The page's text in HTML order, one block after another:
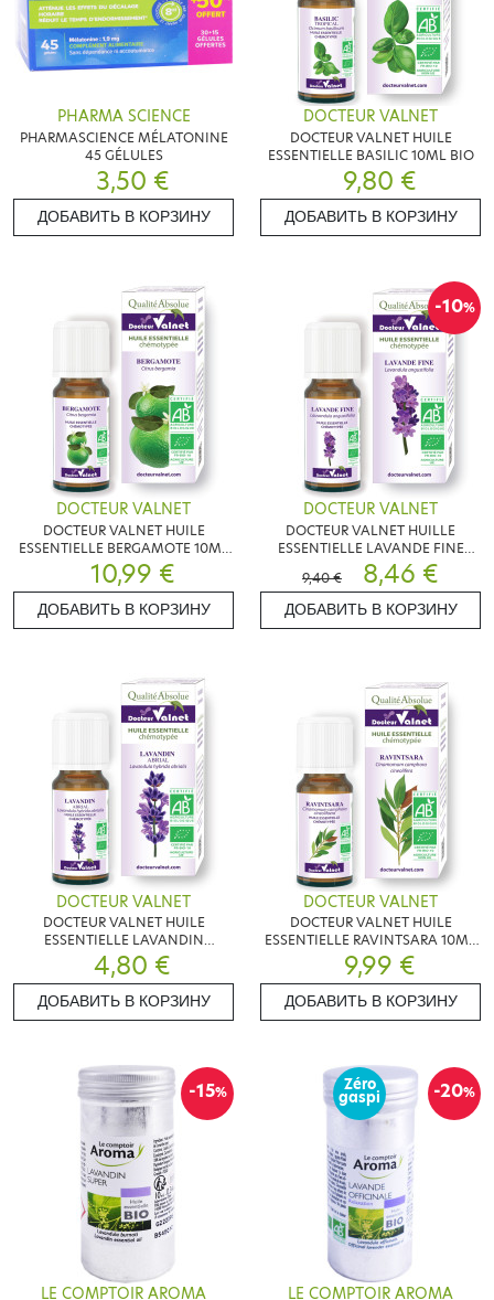
PHARMA SCIENCE
PHARMASCIENCE MÉLATONINE
45 GÉLULES
3,50 €
ДОБАВИТЬ В КОРЗИНУ
DOCTEUR VALNET
DOCTEUR VALNET HUILE
ESSENTIELLE BASILIC 10ML BIO
9,80 €
ДОБАВИТЬ В КОРЗИНУ
DOCTEUR VALNET
DOCTEUR VALNET HUILE
ESSENTIELLE BERGAMOTE 10ML
BIO
10,99 €
ДОБАВИТЬ В КОРЗИНУ
-10%
DOCTEUR VALNET
DOCTEUR VALNET HUILLE
ESSENTIELLE LAVANDE FINE
10ML BIO
9,40 € 8,46 €
ДОБАВИТЬ В КОРЗИНУ
DOCTEUR VALNET
DOCTEUR VALNET HUILE
ESSENTIELLE LAVANDIN
ABRIAL10ML BIO
4,80 €
ДОБАВИТЬ В КОРЗИНУ
DOCTEUR VALNET
DOCTEUR VALNET HUILE
ESSENTIELLE RAVINTSARA 10ML
BIO
9,99 €
ДОБАВИТЬ В КОРЗИНУ
-15%
LE COMPTOIR AROMA
-20%
Zéro
gaspi
LE COMPTOIR AROMA